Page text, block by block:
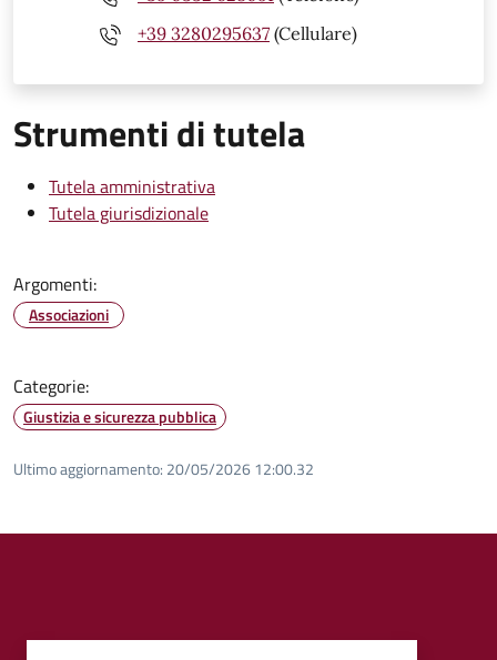
+39 3280295637 (Cellulare)
Strumenti di tutela
Tutela amministrativa
Tutela giurisdizionale
Argomenti:
Associazioni
Categorie:
Giustizia e sicurezza pubblica
Ultimo aggiornamento: 20/05/2026 12:00.32